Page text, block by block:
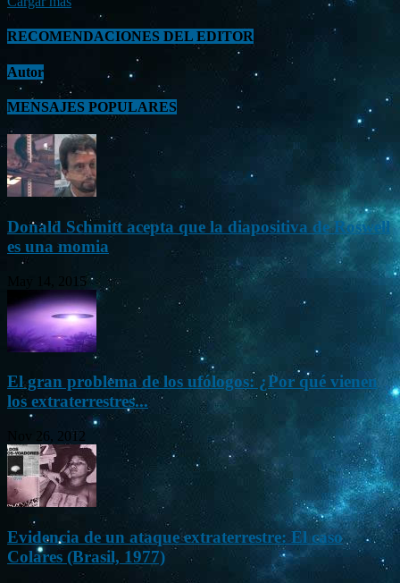
RECOMENDACIONES DEL EDITOR
Autor
MENSAJES POPULARES
Donald Schmitt acepta que la diapositiva de Roswell
es una momia
May 14, 2015
El gran problema de los ufólogos: ¿Por qué vienen
los extraterrestres...
Nov 26, 2012
Evidencia de un ataque extraterrestre: El caso
Colares (Brasil, 1977)